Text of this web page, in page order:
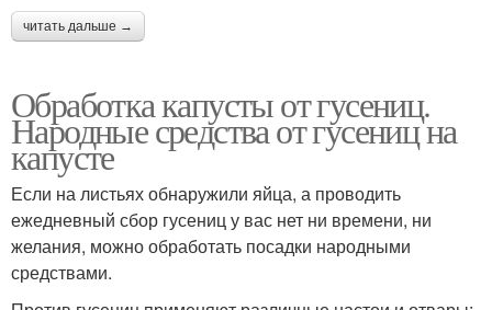
читать дальше →
Обработка капусты от гусениц.
Народные средства от гусениц на
капусте
Если на листьях обнаружили яйца, а проводить
ежедневный сбор гусениц у вас нет ни времени, ни
желания, можно обработать посадки народными
средствами.